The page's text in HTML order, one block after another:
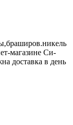
магазине Си-
доставка в день